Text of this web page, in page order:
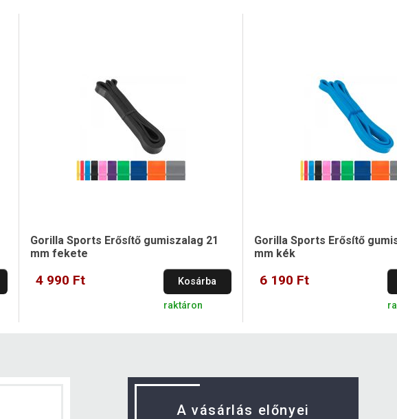
Gorilla Sports Erősítő gumiszalag 21
mm fekete
4 990 Ft Kosárba
raktáron
Gorilla Sports Erősítő
mm kék
6 190 Ft
A vásárlás előnyei